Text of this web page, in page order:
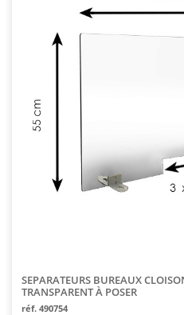
SEPARATEURS BUREAUX
TRANSPARENT À POSER
réf. 490754